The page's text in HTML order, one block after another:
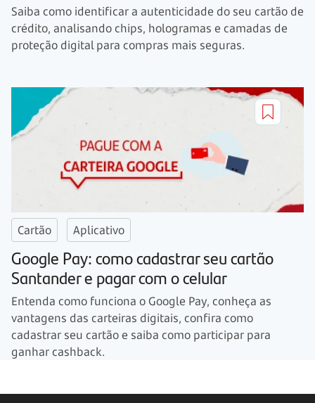
Saiba como identificar a autenticidade do seu cartão de
crédito, analisando chips, hologramas e camadas de
proteção digital para compras mais seguras.
Cartão Aplicativo
Google Pay: como cadastrar seu cartão
Santander e pagar com o celular
Entenda como funciona o Google Pay, conheça as
vantagens das carteiras digitais, confira como
cadastrar seu cartão e saiba como participar para
ganhar cashback.